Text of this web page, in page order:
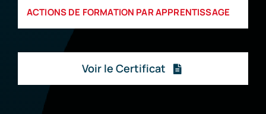
ACTIONS DE FORMATION PAR APPRENTISSAGE
Voir le Certificat